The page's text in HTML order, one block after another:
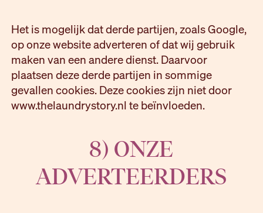
Het is mogelijk dat derde partijen, zoals Google,
op onze website adverteren of dat wij gebruik
maken van een andere dienst. Daarvoor
plaatsen deze derde partijen in sommige
gevallen cookies. Deze cookies zijn niet door
www.thelaundrystory.nl te beïnvloeden.
8) ONZE
ADVERTEERDERS